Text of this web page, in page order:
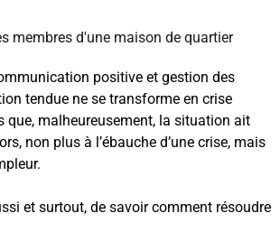
positive et gestion des
tendue ne se transforme en crise
malheureusement, la situation ait
non plus à l’ébauche d’une crise, mais
et surtout, de savoir comment résoudre